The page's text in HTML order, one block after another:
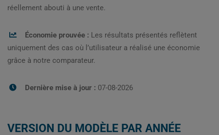
réellement abouti à une vente.
Économie prouvée : Les résultats présentés reflètent
uniquement des cas où l’utilisateur a réalisé une économie
grâce à notre comparateur.
Dernière mise à jour : 07-08-2026
VERSION DU MODÈLE PAR ANNÉE